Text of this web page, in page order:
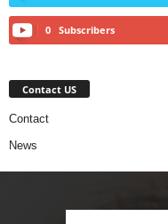
0 Subscribers
Contact US
Contact
News